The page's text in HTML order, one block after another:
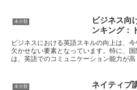
未分類
ビジネス向
ンキング：
ビジネスにおける英語スキルの向上は、
欠かせない要素となっています。特に、
は、英語でのコミュニケーション能力が高
未分類
ネイティブ